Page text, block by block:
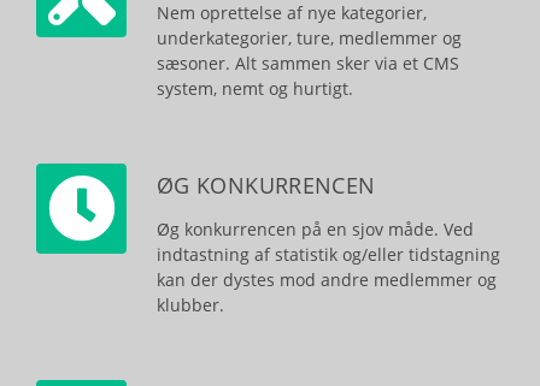
Nem oprettelse af nye kategorier,
underkategorier, ture, medlemmer og
sæsoner. Alt sammen sker via et CMS
system, nemt og hurtigt.
ØG KONKURRENCEN
Øg konkurrencen på en sjov måde. Ved
indtastning af statistik og/eller tidstagning
kan der dystes mod andre medlemmer og
klubber.